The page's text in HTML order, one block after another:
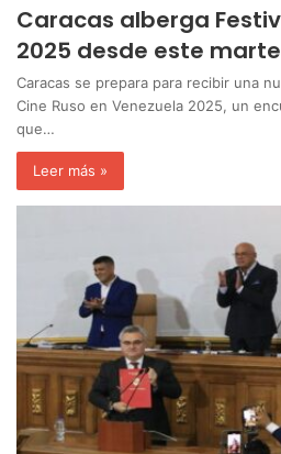
Caracas alberga
2025 desde este
Caracas se prepara para recibir una
Cine Ruso en Venezuela 2025, un
que…
Leer más »